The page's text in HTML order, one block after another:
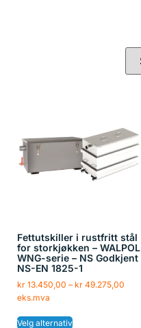
Fettutskiller i rustfritt stål
for storkjøkken – WALPOL
WNG-serie – NS Godkjent
NS-EN 1825-1
kr 13.450,00 – kr 49.275,00
eks.mva
Velg alternativ